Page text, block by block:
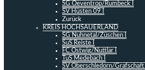
SG Oeventrop/Rumbeck I
SV Hüsten 09 I
Zurück
KREIS HOCHSAUERLAND
SG Nuhnetal/Züschen I
SuS Reiste I
FC Ostwig/Nuttlar I
TuS Medebach I
SV Oberschledorn/Grafschaft I